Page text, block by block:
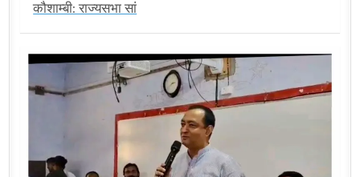
कौशाम्बी: राज्यसभा सां